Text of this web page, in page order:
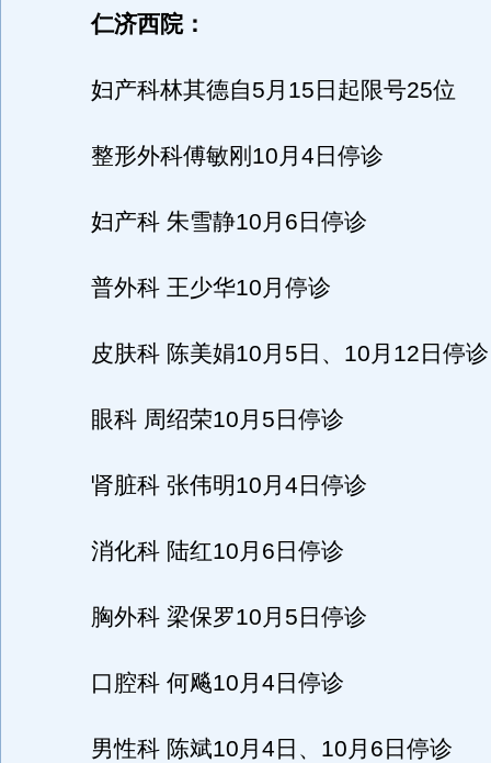
仁济西院：
妇产科林其德自5月15日起限号25位
整形外科傅敏刚10月4日停诊
妇产科 朱雪静10月6日停诊
普外科 王少华10月停诊
皮肤科 陈美娟10月5日、10月12日停诊
眼科 周绍荣10月5日停诊
肾脏科 张伟明10月4日停诊
消化科 陆红10月6日停诊
胸外科 梁保罗10月5日停诊
口腔科 何飚10月4日停诊
男性科 陈斌10月4日、10月6日停诊